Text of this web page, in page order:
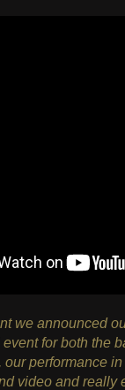
we announced
for both the
our performance
video and really